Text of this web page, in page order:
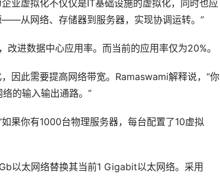
业虚拟化不仅仅是IT基础设施的虚拟化，同时也应
从网络、存储器到服务器，实现协调运转。”
进数据中心应用率。而当前的应用率仅为20%。
因此需要提高网络带宽。Ramaswami解释说，“你
的输入输出通路。”
果你有1000台物理服务器，每台配置了10虚拟
以太网络替换其当前1 Gigabit以太网络。采用